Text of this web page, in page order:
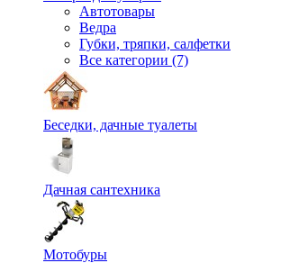
Автотовары
Ведра
Губки, тряпки, салфетки
Все категории (7)
Беседки, дачные туалеты
Дачная сантехника
Мотобуры